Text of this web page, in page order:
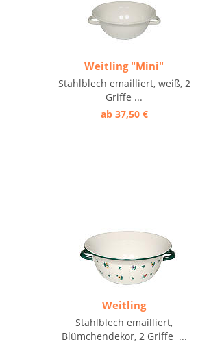
Weitling "Mini"
Stahlblech emailliert, weiß, 2
Griffe ...
ab 37,50 €
Weitling
Stahlblech emailliert,
Blümchendekor, 2 Griffe ...